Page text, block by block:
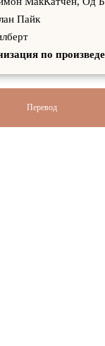
Джентл,
Бироль
Пайк
по
Перевод